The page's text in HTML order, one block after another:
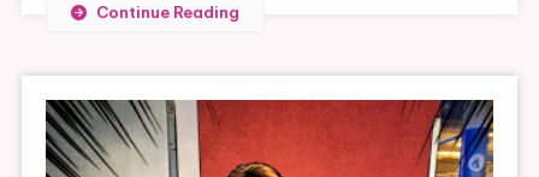
Continue Reading